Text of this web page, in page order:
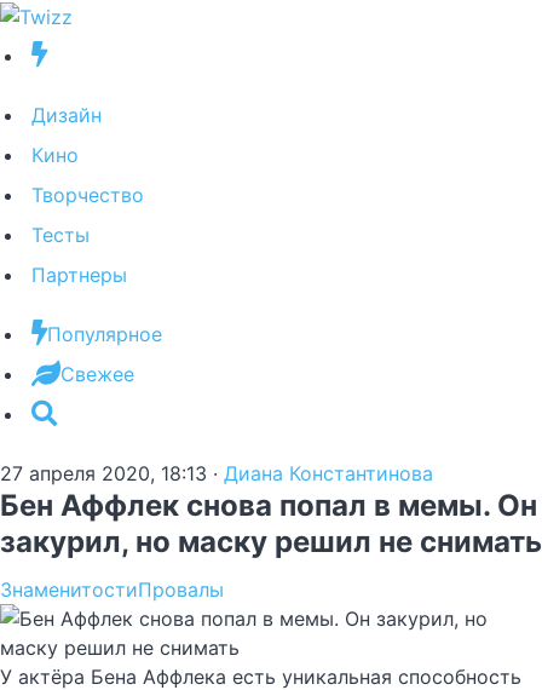
Дизайн
Кино
Творчество
Тесты
Партнеры
Популярное
Свежее
27 апреля 2020, 18:13 · Диана Константинова
Бен Аффлек снова попал в мемы. Он
закурил, но маску решил не снимать
ЗнаменитостиПровалы
У актёра Бена Аффлека есть уникальная способность